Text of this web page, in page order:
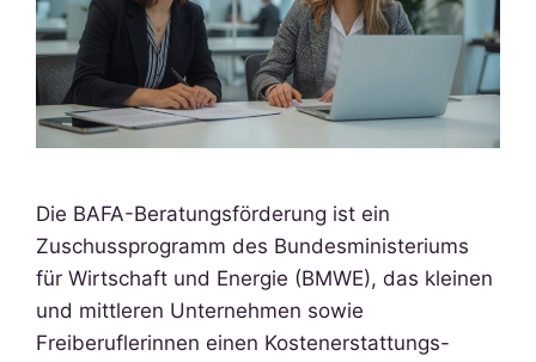
Die BAFA-Beratungsförderung ist ein
Zuschussprogramm des Bundesministeriums
für Wirtschaft und Energie (BMWE), das kleinen
und mittleren Unternehmen sowie
Freiberuflerinnen einen Kostenerstattungs-